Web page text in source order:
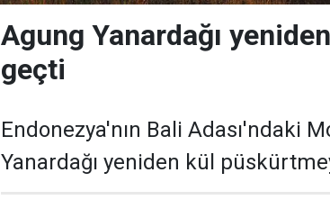
Agung Yanardağı
geçti
Endonezya'nın Bali Adası'ndaki
Yanardağı yeniden kül